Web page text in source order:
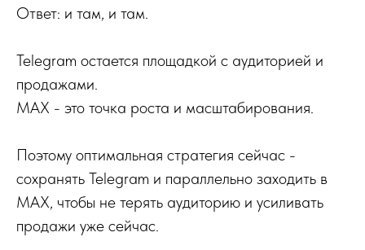
Ответ: и там, и там.
Telegram остается площадкой с аудиторией и
продажами.
MAX - это точка роста и масштабирования.
Поэтому оптимальная стратегия сейчас -
сохранять Telegram и параллельно заходить в
MAX, чтобы не терять аудиторию и усиливать
продажи уже сейчас.